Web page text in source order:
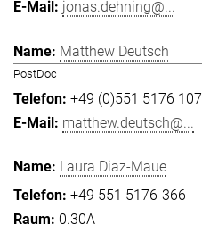
jonas.dehning@...
Matthew Deutsch
PostDoc
+49 (0)551 5176 107
matthew.deutsch@...
Laura Diaz-Maue
+49 551 5176-366
0.30A